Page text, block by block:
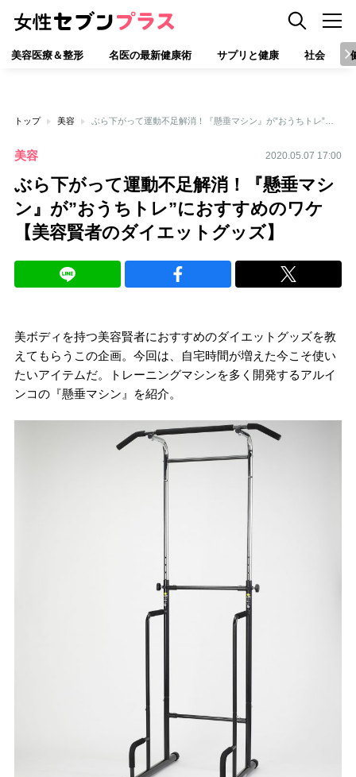
美容医療＆整形 名医の最新健康術 サプリと健康 社会
トップ 美容 ぶら下がって運動不足解消！『懸垂マシン』が”おうちトレ”におすすめのワケ【美容賢者のダイエットグッズ】
美容 2020.05.07 17:00
ぶら下がって運動不足解消！『懸垂マシ
ン』が”おうちトレ”におすすめのワケ
【美容賢者のダイエットグッズ】
美ボディを持つ美容賢者におすすめのダイエットグッズを教
えてもらうこの企画。今回は、自宅時間が増えた今こそ使い
たいアイテムだ。トレーニングマシンを多く開発するアルイ
ンコの『懸垂マシン』を紹介。